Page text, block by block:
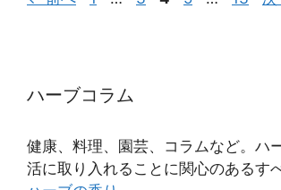
ハーブコラム
健康、料理、園芸、コラムなど。ハ
活に取り入れることに関心のあるす